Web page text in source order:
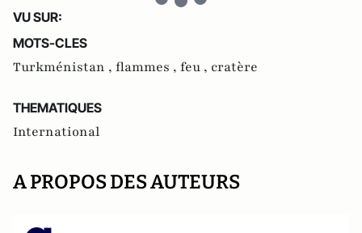
VU SUR:
MOTS-CLES
Turkménistan , flammes , feu , cratère
THEMATIQUES
International
A PROPOS DES AUTEURS